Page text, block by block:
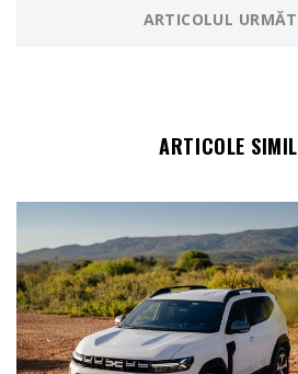
ARTICOLUL
ARTICOLE